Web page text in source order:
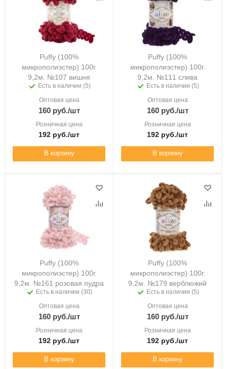
Puffy (100%
микрополиэстер) 100г.
9,2м. №107 вишня
Есть в наличии (5)
Оптовая цена
160руб./шт
Розничная цена
192 руб./шт
В корзину
Puffy (100%
микрополиэстер) 100г.
9,2м. №111 слива
Есть в наличии (5)
Оптовая цена
160руб./шт
Розничная цена
192 руб./шт
В корзину
Puffy (100%
микрополиэстер) 100г.
9,2м. №161 розовая пудра
Есть в наличии (30)
Оптовая цена
160руб./шт
Розничная цена
192 руб./шт
В корзину
Puffy (100%
микрополиэстер) 100г.
9,2м. №179 верблюжий
Есть в наличии (5)
Оптовая цена
160руб./шт
Розничная цена
192 руб./шт
В корзину